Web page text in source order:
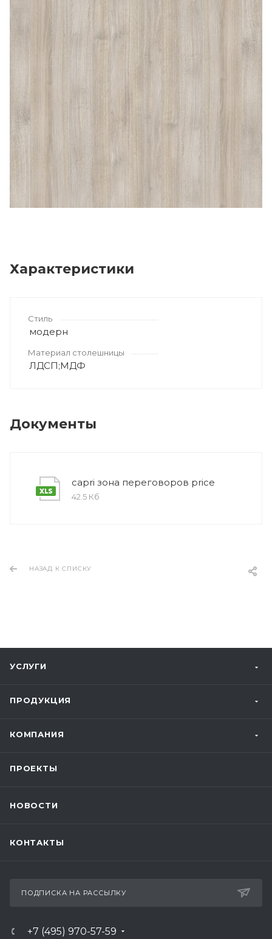
Характеристики
Стиль
модерн
Материал столешницы
ЛДСП;МДФ
Документы
capri зона переговоров price
42.5 Кб
НАЗАД К СПИСКУ
УСЛУГИ
ПРОДУКЦИЯ
КОМПАНИЯ
ПРОЕКТЫ
НОВОСТИ
КОНТАКТЫ
ПОДПИСКА НА РАССЫЛКУ
+7 (495) 970-57-59